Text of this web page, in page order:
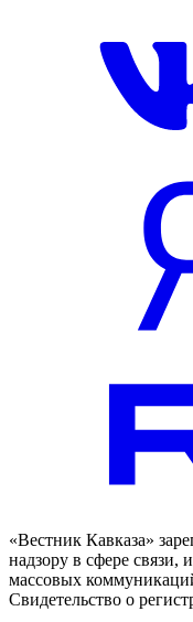
«Вестник Кавказа»
надзору в сфере
массовых
Свидетельство о